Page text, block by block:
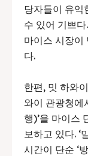
당자들이 유익
수 있어 기쁘
마이스 시장이
다.
한편, 밋 하와
와이 관광청에
행)’을 마이스
보하고 있다. ‘
시간이 단순 ‘